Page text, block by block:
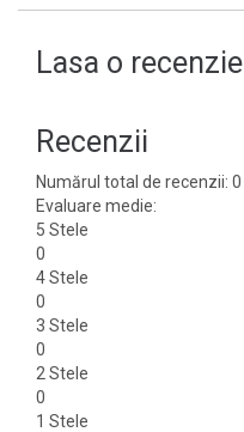
Lasa o recenzie
Recenzii
Numărul total de recenzii: 0
Evaluare medie:
5 Stele
0
4 Stele
0
3 Stele
0
2 Stele
0
1 Stele